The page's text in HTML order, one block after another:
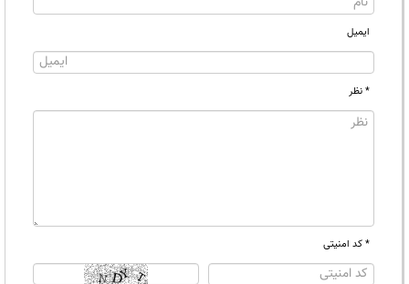
ایمیل
* نظر
* کد امنیتی